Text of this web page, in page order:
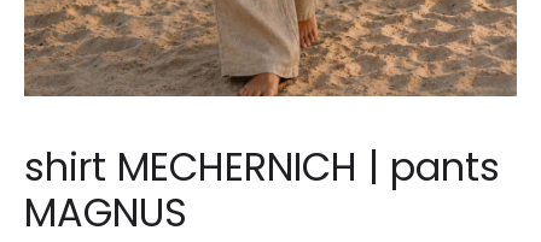
shirt MECHERNICH | pants
MAGNUS